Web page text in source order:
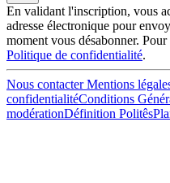
En validant l'inscription, vous
adresse électronique pour
moment vous désabonner.
Politique de confidentialité.
Nous contacterMentions
confidentialitéConditions
modérationDéfinition Politês